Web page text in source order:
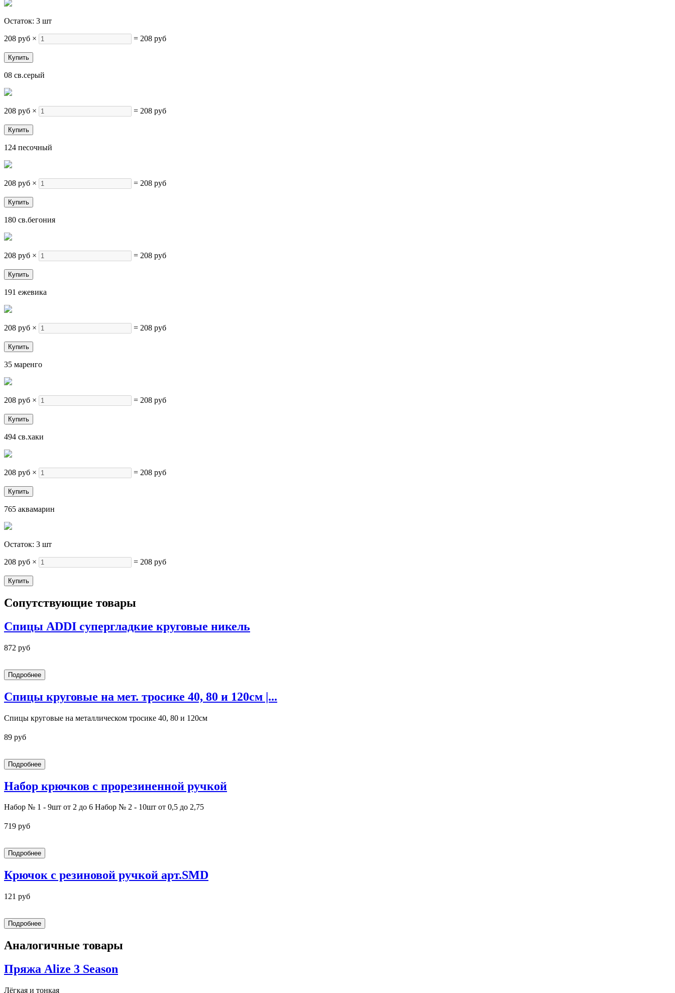
Остаток: 3 шт
208 руб × = 208 руб
08 св.серый
208 руб × = 208 руб
124 песочный
208 руб × = 208 руб
180 св.бегония
208 руб × = 208 руб
191 ежевика
208 руб × = 208 руб
35 маренго
208 руб × = 208 руб
494 св.хаки
208 руб × = 208 руб
765 аквамарин
Остаток: 3 шт
208 руб × = 208 руб
Сопутствующие товары
Спицы ADDI супергладкие круговые никель
872 руб
Спицы круговые на мет. тросике 40, 80 и 120см |...
Спицы круговые на металлическом тросике 40, 80 и 120см
89 руб
Набор крючков с прорезиненной ручкой
Набор № 1 - 9шт от 2 до 6 Набор № 2 - 10шт от 0,5 до 2,75
719 руб
Крючок с резиновой ручкой арт.SMD
121 руб
Аналогичные товары
Пряжа Alize 3 Season
Лёгкая и тонкая